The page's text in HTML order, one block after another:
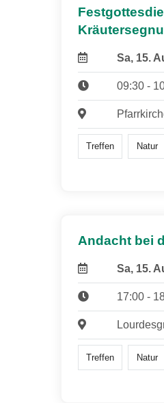
Sa, 15.
09:30 -
Treffen Natur
Andacht bei
Sa, 15.
17:00 -
Treffen Natur